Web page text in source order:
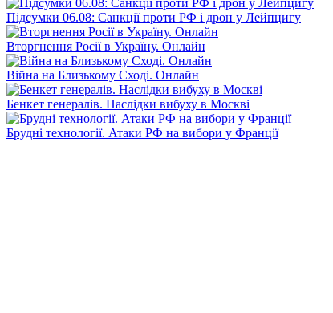
Підсумки 06.08: Санкції проти РФ і дрон у Лейпцигу
Вторгнення Росії в Україну. Онлайн
Війна на Близькому Сході. Онлайн
Бенкет генералів. Наслідки вибуху в Москві
Брудні технології. Атаки РФ на вибори у Франції